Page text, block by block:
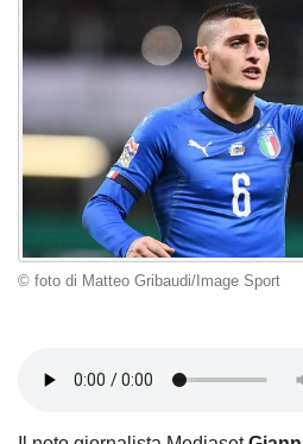
© foto di Matteo Gribaudi/Image Sport